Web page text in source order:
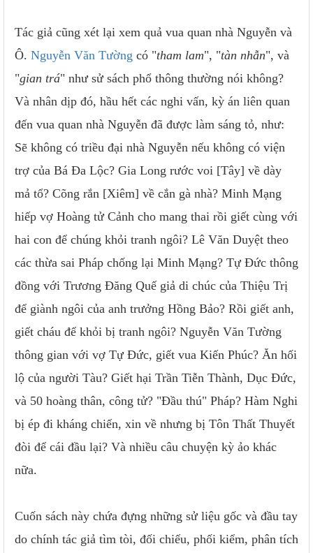
Tác giả cũng xét lại xem quả vua quan nhà Nguyễn và
Ô. Nguyễn Văn Tường có "tham lam", "tàn nhẫn", và
"gian trá" như sử sách phổ thông thường nói không?
Và nhân dịp đó, hầu hết các nghi vấn, kỳ án liên quan
đến vua quan nhà Nguyễn đã được làm sáng tỏ, như:
Sẽ không có triều đại nhà Nguyễn nếu không có viện
trợ của Bá Đa Lộc? Gia Long rước voi [Tây] về dày
mả tổ? Cõng rắn [Xiêm] về cắn gà nhà? Minh Mạng
hiếp vợ Hoàng tử Cảnh cho mang thai rồi giết cùng với
hai con để chúng khỏi tranh ngôi? Lê Văn Duyệt theo
các thừa sai Pháp chống lại Minh Mạng? Tự Đức thông
đồng với Trương Đăng Quế giả di chúc của Thiệu Trị
để giành ngôi của anh trưởng Hồng Bảo? Rồi giết anh,
giết cháu để khỏi bị tranh ngôi? Nguyễn Văn Tường
thông gian với vợ Tự Đức, giết vua Kiến Phúc? Ăn hối
lộ của người Tàu? Giết hại Trần Tiễn Thành, Dục Đức,
và 50 hoàng thân, công tử? "Đầu thú" Pháp? Hàm Nghi
bị ép đi kháng chiến, xin về nhưng bị Tôn Thất Thuyết
đòi để cái đầu lại? Và nhiều câu chuyện kỳ ảo khác
nữa.
Cuốn sách này chứa đựng những sử liệu gốc và đầu tay
do chính tác giả tìm tòi, đối chiếu, phối kiểm, phân tích